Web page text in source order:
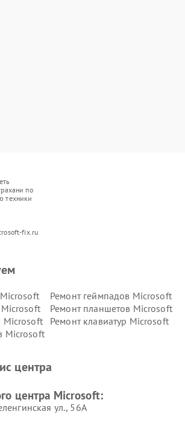
по
техники
fix.ru
Ремонт геймпадов Microsoft
Microsoft
Ремонт планшетов Microsoft
Microsoft
Ремонт клавиатур Microsoft
Microsoft
центра
центра Microsoft:
ул., 56А